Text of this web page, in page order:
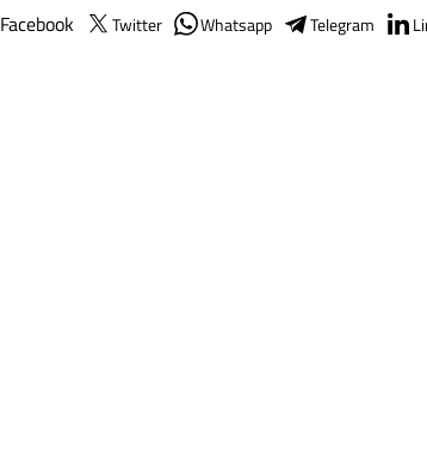
Facebook Twitter Whatsapp Telegram